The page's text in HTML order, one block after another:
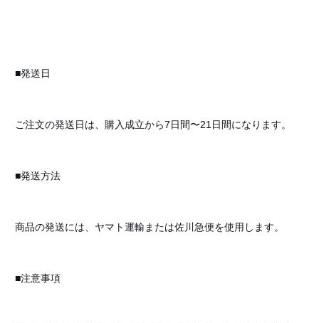
■発送日
ご注文の発送日は、購入成立から7日間〜21日間になります。
■発送方法
商品の発送には、ヤマト運輸または佐川急便を使用します。
■注意事項